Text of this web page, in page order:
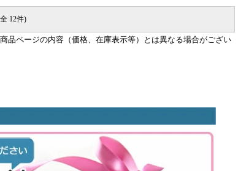
12件)
品ページの内容（価格、在庫表示等）とは異なる場合がござい